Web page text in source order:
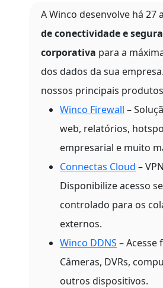
A Winco desenvolve há 27
de conectividade e
corporativa para a
dos dados da sua
nossos principais
Winco Firewall –
web, relatórios,
empresarial e muito
Connectas Cloud –
Disponibilize acesso
controlado para os
externos.
Winco DDNS – Acesse
Câmeras, DVRs,
outros dispositivos.